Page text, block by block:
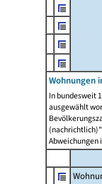
Wohnungen
In bundesweit
ausgewählt
Abweichungen